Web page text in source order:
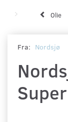
Olie
Fra: Nordsjø